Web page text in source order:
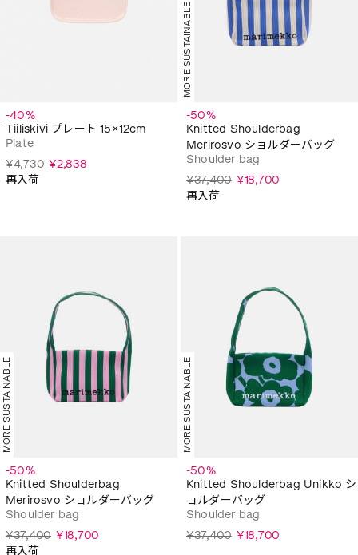
-40%
Tiiliskivi プレート 15×12cm
Plate
¥4,730 ¥2,838
再入荷
MORE SUSTAINABLE
-50%
Knitted Shoulderbag
Merirosvo ショルダーバッグ
Shoulder bag
¥37,400 ¥18,700
再入荷
MORE SUSTAINABLE
-50%
Knitted Shoulderbag
Merirosvo ショルダーバッグ
Shoulder bag
¥37,400 ¥18,700
再入荷
MORE SUSTAINABLE
-50%
Knitted Shoulderbag Unikko シ
ョルダーバッグ
Shoulder bag
¥37,400 ¥18,700